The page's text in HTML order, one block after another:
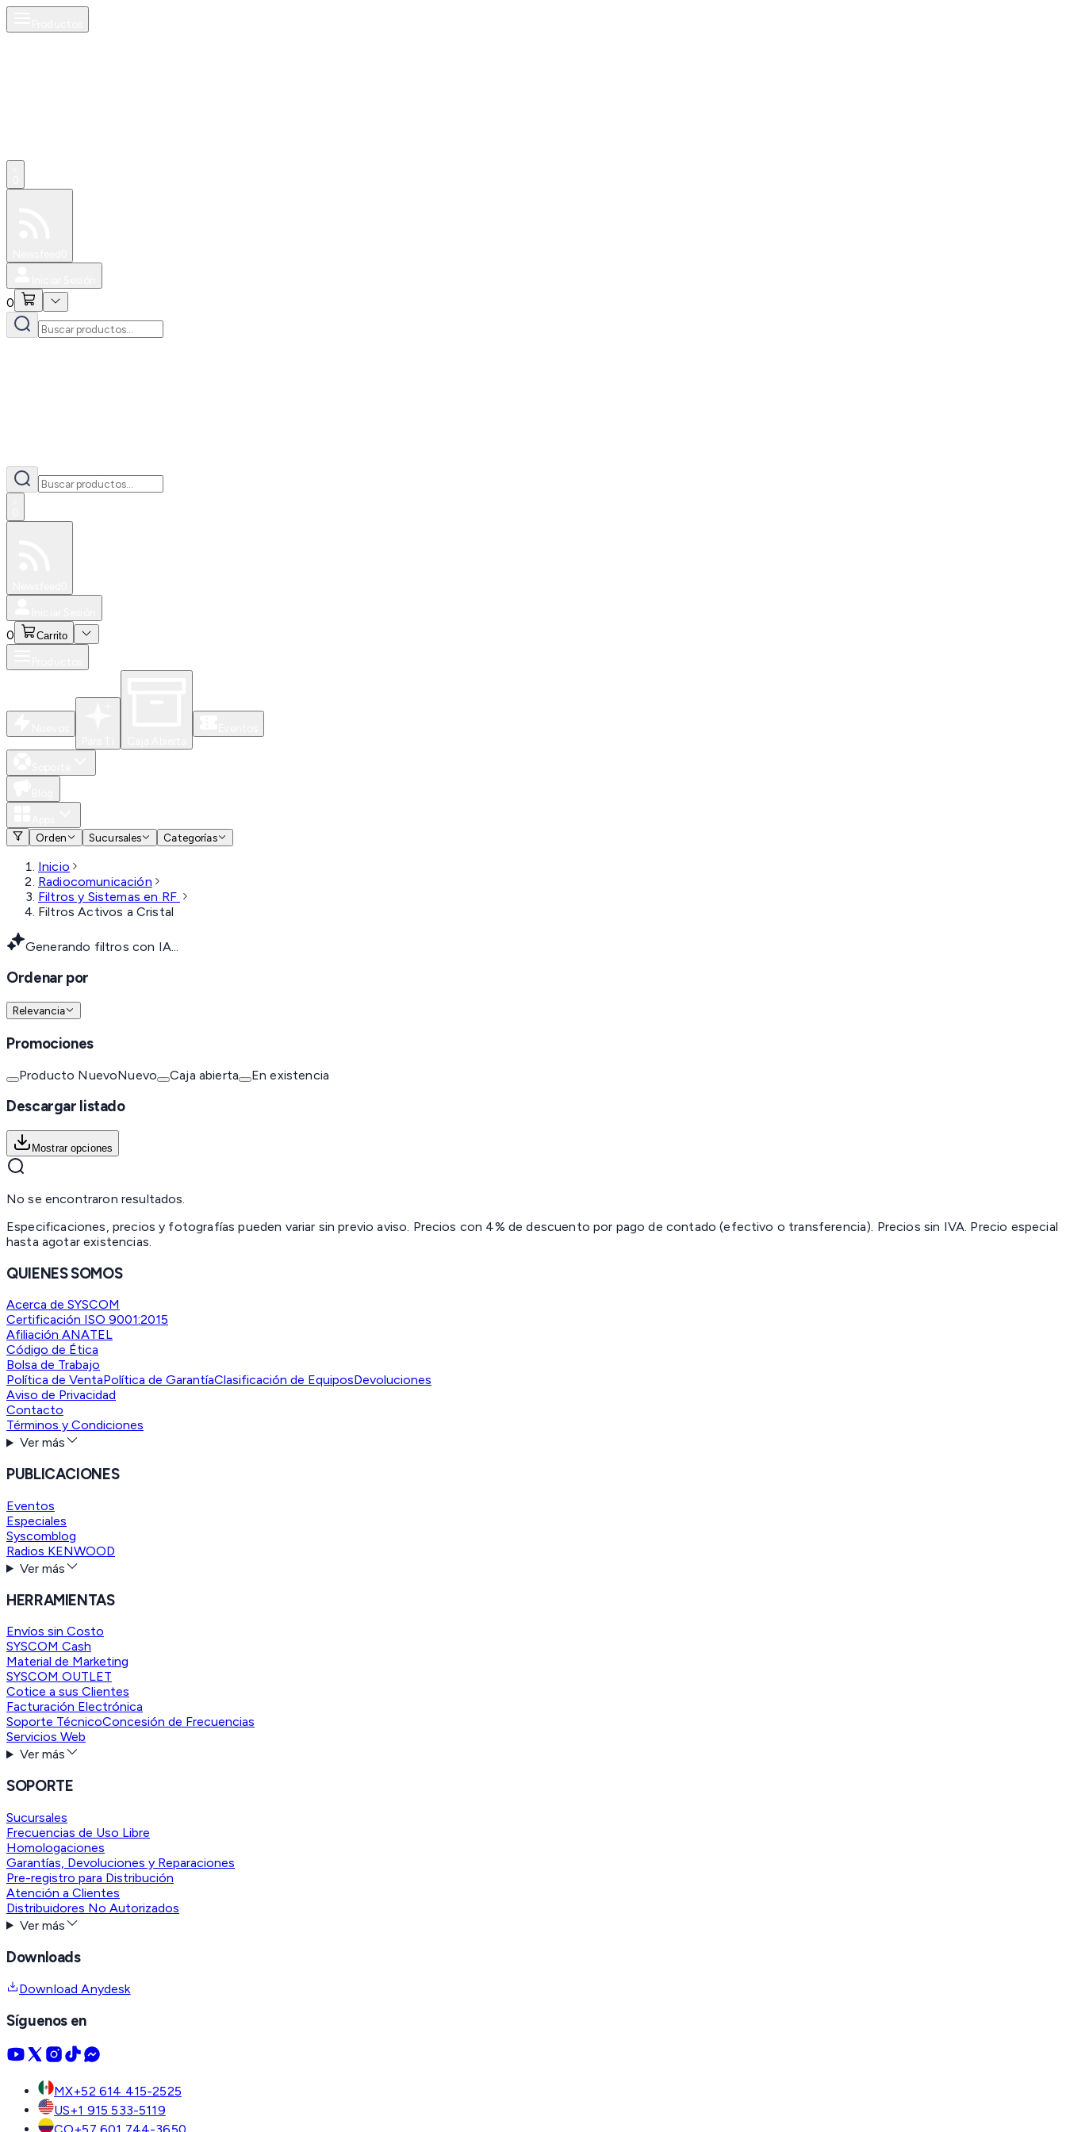
0
0 Carrito
Orden
Sucursales Categorías
Inicio
Radiocomunicación
Filtros y Sistemas en RF
Filtros Activos a Cristal
Generando filtros con IA...
Ordenar por
Relevancia
Promociones
Producto NuevoNuevo Caja abierta En existencia
Descargar listado
Mostrar opciones
No se encontraron resultados.
Especificaciones, precios y fotografías pueden variar sin previo aviso. Precios con 4% de descuento por pago de contado (efectivo o transferencia). Precios sin IVA. Precio especial
hasta agotar existencias.
QUIENES SOMOS
Acerca de SYSCOM
Certificación ISO 9001:2015
Afiliación ANATEL
Código de Ética
Bolsa de Trabajo
Política de VentaPolítica de GarantíaClasificación de EquiposDevoluciones
Aviso de Privacidad
Contacto
Términos y Condiciones
Ver más
PUBLICACIONES
Eventos
Especiales
Syscomblog
Radios KENWOOD
Ver más
HERRAMIENTAS
Envíos sin Costo
SYSCOM Cash
Material de Marketing
SYSCOM OUTLET
Cotice a sus Clientes
Facturación Electrónica
Soporte TécnicoConcesión de Frecuencias
Servicios Web
Ver más
SOPORTE
Sucursales
Frecuencias de Uso Libre
Homologaciones
Garantías, Devoluciones y Reparaciones
Pre-registro para Distribución
Atención a Clientes
Distribuidores No Autorizados
Ver más
Downloads
Download Anydesk
Síguenos en
MX+52 614 415-2525
US+1 915 533-5119
CO+57 601 744-3650